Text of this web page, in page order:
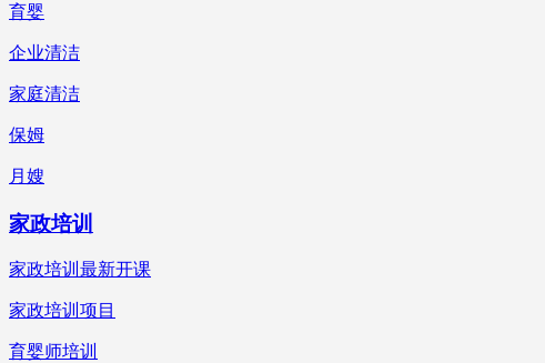
育婴
企业清洁
家庭清洁
保姆
月嫂
家政培训
家政培训最新开课
家政培训项目
育婴师培训